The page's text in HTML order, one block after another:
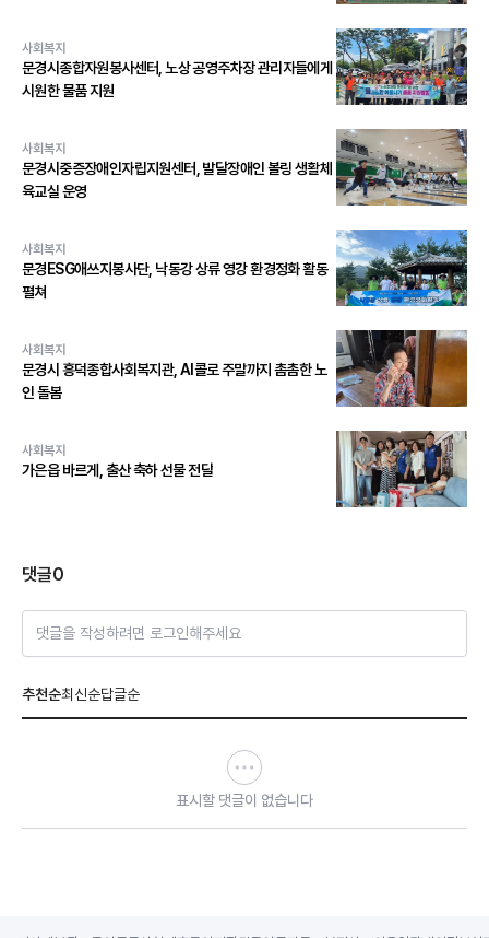
사회복지
문경시종합자원봉사센터, 노상 공영주차장 관리자들에게
시원한 물품 지원
사회복지
문경시중증장애인자립지원센터, 발달장애인 볼링 생활체
육교실 운영
사회복지
문경ESG애쓰지봉사단, 낙동강 상류 영강 환경정화 활동
펼쳐
사회복지
문경시 흥덕종합사회복지관, AI콜로 주말까지 촘촘한 노
인 돌봄
사회복지
가은읍 바르게, 출산 축하 선물 전달
댓글0
댓글을 작성하려면 로그인해주세요
추천순최신순답글순
표시할 댓글이 없습니다